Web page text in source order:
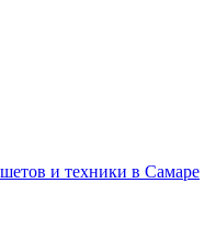
и техники в Самаре